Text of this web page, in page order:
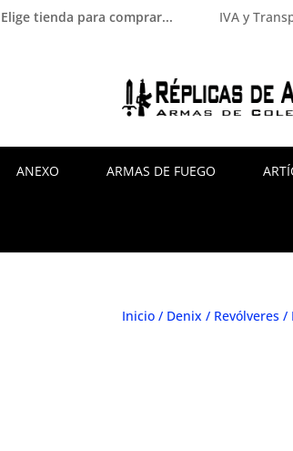
Elige tienda para comprar... IVA y
ANEXO ARMAS DE FUEGO
Inicio / Denix / Revólveres /